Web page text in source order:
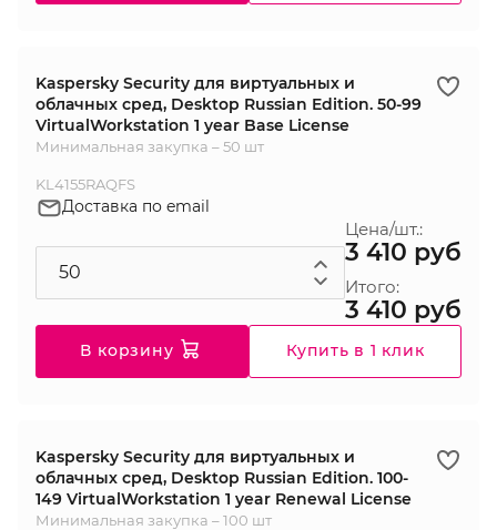
Kaspersky Security для виртуальных и
облачных сред, Desktop Russian Edition. 50-99
VirtualWorkstation 1 year Base License
Минимальная закупка – 50 шт
KL4155RAQFS
Доставка по email
Цена/шт.:
3 410 руб
Итого:
3 410 руб
В корзину Купить в 1 клик
Kaspersky Security для виртуальных и
облачных сред, Desktop Russian Edition. 100-
149 VirtualWorkstation 1 year Renewal License
Минимальная закупка – 100 шт